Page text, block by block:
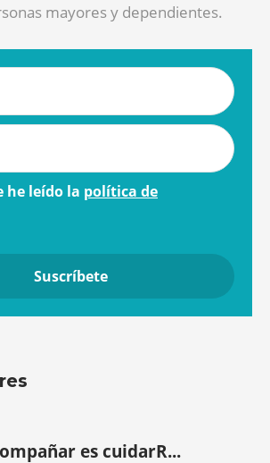
mayores y dependientes.
he leído la política de
es cuidarR...